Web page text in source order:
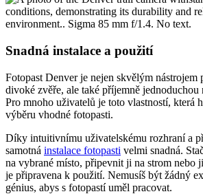
Snadná instalace a použití
Fotopast Denver je nejen skvělým nástrojem
divoké zvěře, ale také příjemně jednoduchou
Pro mnoho uživatelů je toto vlastností, která
výběru vhodné fotopasti.
Díky intuitivnímu uživatelskému rozhraní a
samotná instalace fotopasti velmi snadná.
na vybrané místo, připevnit ji na strom nebo
je připravena k použití. Nemusíš být žádný
génius, abys s fotopastí uměl pracovat.